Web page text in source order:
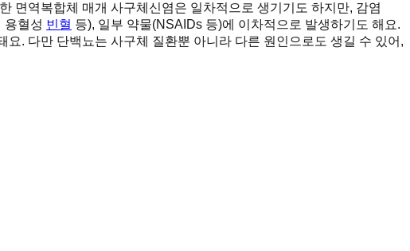
면역복합체 매개 사구체신염은 일차적으로 생기기도 하지만, 감염
용혈성 빈혈 등), 일부 약물(NSAIDs 등)에 이차적으로 발생하기도 해요.
. 다만 단백뇨는 사구체 질환뿐 아니라 다른 원인으로도 생길 수 있어,